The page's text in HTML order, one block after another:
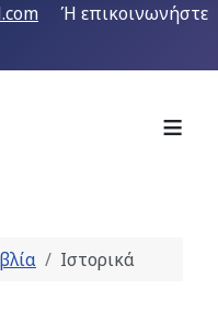
Ή επικοινωνήστε
≡
Ιστορικά